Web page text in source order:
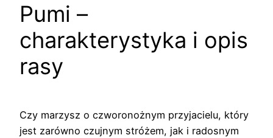
Pumi –
charakterystyka i opis
rasy
Czy marzysz o czworonożnym przyjacielu, który
jest zarówno czujnym stróżem, jak i radosnym